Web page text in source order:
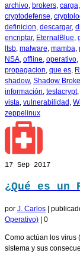
archivo, brokers, carga,
cryptodefense,
definicion, descargar,
encriptar, EternalBlue,
ltsb, malware, mamba,
NSA, offline, operativo,
propagacion, que es,
shadow, Shadow
información, teslacrypt,
vista, vulnerabilidad ,
zeppelinux
17 Sep 2017
¿Qué es un
por J. Carlos
Operativo)
0
Como actúan los virus
sistema y sus